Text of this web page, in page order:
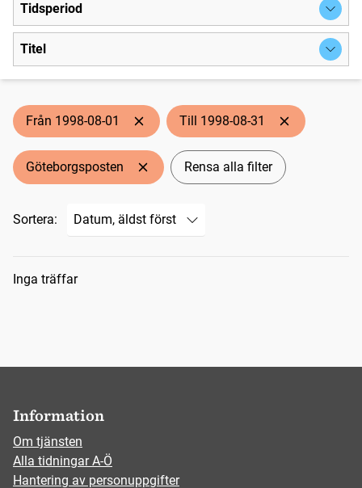
Tidsperiod
Titel
Från 1998-08-01 Till 1998-08-31
Göteborgsposten Rensa alla filter
Sortera:
Sökresultat
Inga träffar
Information
Om tjänsten
Alla tidningar A-Ö
Hantering av personuppgifter